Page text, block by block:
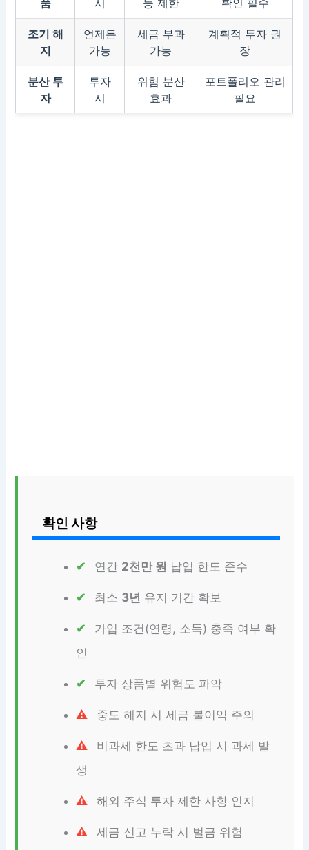
품 시 등 제한 확인 필수
조기 해
지
언제든
가능
세금 부과
가능
계획적 투자 권
장
분산 투
자
투자
시
위험 분산
효과
포트폴리오 관리
필요
확인 사항
연간 2천만 원 납입 한도 준수
최소 3년 유지 기간 확보
가입 조건(연령, 소득) 충족 여부 확
인
투자 상품별 위험도 파악
중도 해지 시 세금 불이익 주의
비과세 한도 초과 납입 시 과세 발
생
해외 주식 투자 제한 사항 인지
세금 신고 누락 시 벌금 위험